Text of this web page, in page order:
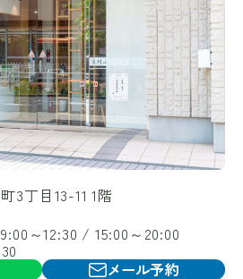
3丁目13-11 1階
～12:30 / 15:00～20:00
メール予約